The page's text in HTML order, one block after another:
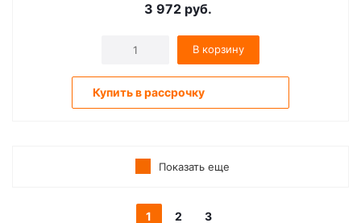
3 972руб.
В корзину
Купить в рассрочку
Показать еще
1 2 3